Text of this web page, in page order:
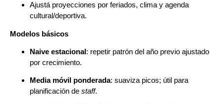
Ajustá proyecciones por feriados, clima y agenda
cultural/deportiva.
Modelos básicos
Naive estacional: repetir patrón del año previo ajustado
por crecimiento.
Media móvil ponderada: suaviza picos; útil para
planificación de staff.